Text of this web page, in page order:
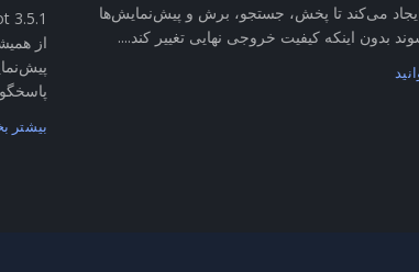
از
بیشتر
می‌کند تا پخش، جستجو، برش و پیش‌نمایش‌ها
بدون اینکه کیفیت خروجی نهایی تغییر کند....